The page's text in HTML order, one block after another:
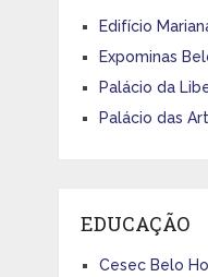
Edifício
Expominas
Palácio da
Palácio das
EDUCAÇÃO
Cesec Belo